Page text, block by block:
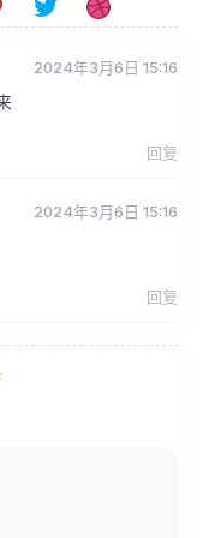
2024年3月6日 15:16
回复
2024年3月6日 15:16
回复